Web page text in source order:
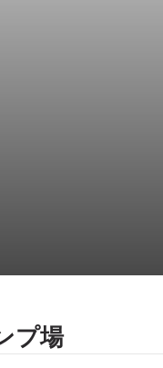
プ場